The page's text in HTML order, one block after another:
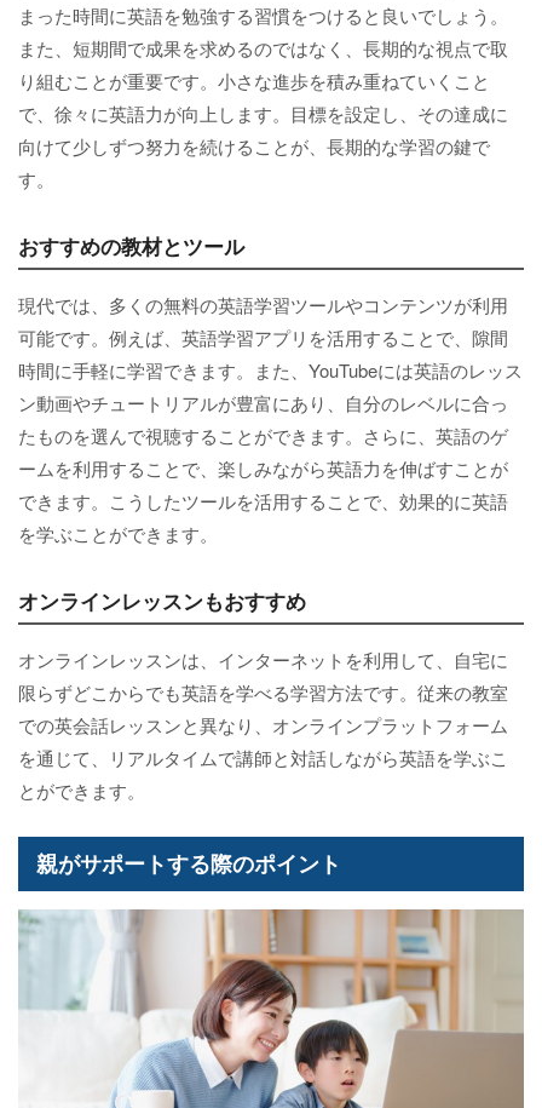
まった時間に英語を勉強する習慣をつけると良いでしょう。
また、短期間で成果を求めるのではなく、長期的な視点で取
り組むことが重要です。小さな進歩を積み重ねていくこと
で、徐々に英語力が向上します。目標を設定し、その達成に
向けて少しずつ努力を続けることが、長期的な学習の鍵で
す。
おすすめの教材とツール
現代では、多くの無料の英語学習ツールやコンテンツが利用
可能です。例えば、英語学習アプリを活用することで、隙間
時間に手軽に学習できます。また、YouTubeには英語のレッス
ン動画やチュートリアルが豊富にあり、自分のレベルに合っ
たものを選んで視聴することができます。さらに、英語のゲ
ームを利用することで、楽しみながら英語力を伸ばすことが
できます。こうしたツールを活用することで、効果的に英語
を学ぶことができます。
オンラインレッスンもおすすめ
オンラインレッスンは、インターネットを利用して、自宅に
限らずどこからでも英語を学べる学習方法です。従来の教室
での英会話レッスンと異なり、オンラインプラットフォーム
を通じて、リアルタイムで講師と対話しながら英語を学ぶこ
とができます。
親がサポートする際のポイント